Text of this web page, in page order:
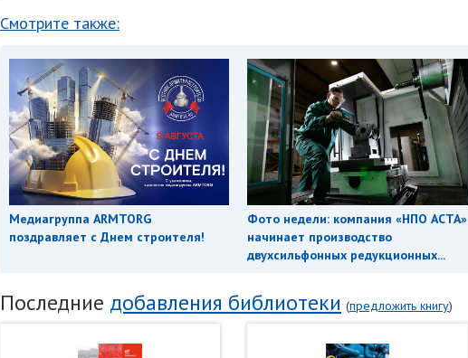
Смотрите также:
Медиагруппа ARMTORG
поздравляет с Днем строителя!
Фото недели: компания «НПО АСТА»
начинает производство
двухсильфонных редукционных...
Последние добавления библиотеки (предложить книгу)